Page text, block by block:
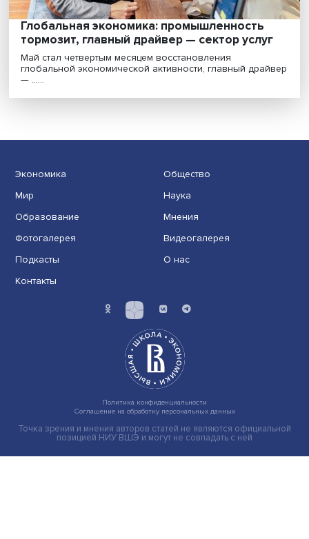
Ослабление влияния Запада: наступит ли
2023 году глобальная рецессия
Мировая экономика все еще продолжает
восстанавливаться после кризиса, вызванного
пандемией корона......
тормозит, главный драйвер — сектор
Май стал четвертым месяцем восстановления
глобальной экономической активности, главный
Экономика
Общество